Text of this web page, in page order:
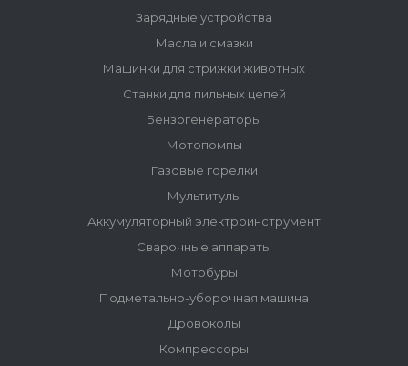
Зарядные устройства
Масла и смазки
Машинки для стрижки животных
Станки для пильных цепей
Бензогенераторы
Мотопомпы
Газовые горелки
Мультитулы
Аккумуляторный электроинструмент
Сварочные аппараты
Мотобуры
Подметально-уборочная машина
Дровоколы
Компрессоры